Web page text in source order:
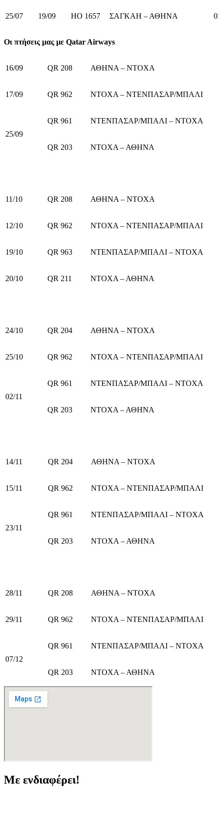
25/07 19/09 HO 1657 ΣΑΓΚΑΗ – ΑΘΗΝΑ
Οι πτήσεις μας με Qatar Airways
16/09 QR 208 ΑΘΗΝΑ – ΝΤΟΧΑ
17/09 QR 962 ΝΤΟΧΑ – ΝΤΕΝΠΑΣΑΡ/ΜΠΑΛΙ
25/09
QR 961 ΝΤΕΝΠΑΣΑΡ/ΜΠΑΛΙ – ΝΤΟΧΑ
QR 203 ΝΤΟΧΑ – ΑΘΗΝΑ
11/10 QR 208 ΑΘΗΝΑ – ΝΤΟΧΑ
12/10 QR 962 ΝΤΟΧΑ – ΝΤΕΝΠΑΣΑΡ/ΜΠΑΛΙ
19/10 QR 963 ΝΤΕΝΠΑΣΑΡ/ΜΠΑΛΙ – ΝΤΟΧΑ
20/10 QR 211 ΝΤΟΧΑ – ΑΘΗΝΑ
24/10 QR 204 ΑΘΗΝΑ – ΝΤΟΧΑ
25/10 QR 962 ΝΤΟΧΑ – ΝΤΕΝΠΑΣΑΡ/ΜΠΑΛΙ
02/11
QR 961 ΝΤΕΝΠΑΣΑΡ/ΜΠΑΛΙ – ΝΤΟΧΑ
QR 203 ΝΤΟΧΑ – ΑΘΗΝΑ
14/11 QR 204 ΑΘΗΝΑ – ΝΤΟΧΑ
15/11 QR 962 ΝΤΟΧΑ – ΝΤΕΝΠΑΣΑΡ/ΜΠΑΛΙ
23/11
QR 961 ΝΤΕΝΠΑΣΑΡ/ΜΠΑΛΙ – ΝΤΟΧΑ
QR 203 ΝΤΟΧΑ – ΑΘΗΝΑ
28/11 QR 208 ΑΘΗΝΑ – ΝΤΟΧΑ
29/11 QR 962 ΝΤΟΧΑ – ΝΤΕΝΠΑΣΑΡ/ΜΠΑΛΙ
07/12
QR 961 ΝΤΕΝΠΑΣΑΡ/ΜΠΑΛΙ – ΝΤΟΧΑ
QR 203 ΝΤΟΧΑ – ΑΘΗΝΑ
Με ενδιαφέρει!